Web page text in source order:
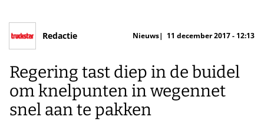
Redactie Nieuws 11 december 2017 - 12:13
Regering tast diep in de buidel
om knelpunten in wegennet
snel aan te pakken